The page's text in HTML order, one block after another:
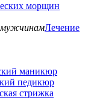
морщин
Лечение
маникюр
педикюр
стрижка